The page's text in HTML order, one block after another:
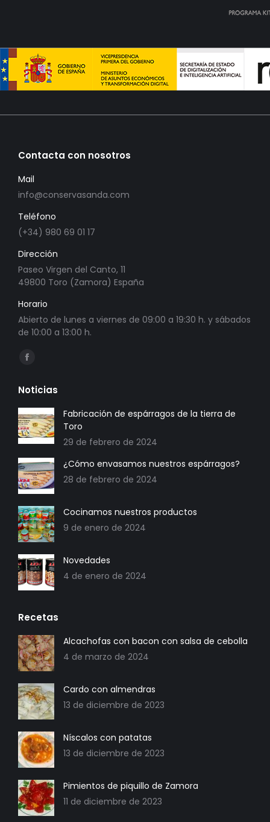
Contacta con nosotros
Mail
info@conservasanda.com
Teléfono
(+34) 980 69 01 17
Dirección
Paseo Virgen del Canto, 11
49800 Toro (Zamora) España
Horario
Abierto de lunes a viernes de 09:00 a 19:30 h. y sábados
de 10:00 a 13:00 h.
Encuéntranos en:
Abrir
en
una
nueva
ventana/pestaña
Noticias
Fabricación de espárragos de la tierra de
Toro
29 de febrero de 2024
¿Cómo envasamos nuestros espárragos?
28 de febrero de 2024
Cocinamos nuestros productos
9 de enero de 2024
Novedades
4 de enero de 2024
Recetas
Alcachofas con bacon con salsa de cebolla
4 de marzo de 2024
Cardo con almendras
13 de diciembre de 2023
Níscalos con patatas
13 de diciembre de 2023
Pimientos de piquillo de Zamora
11 de diciembre de 2023